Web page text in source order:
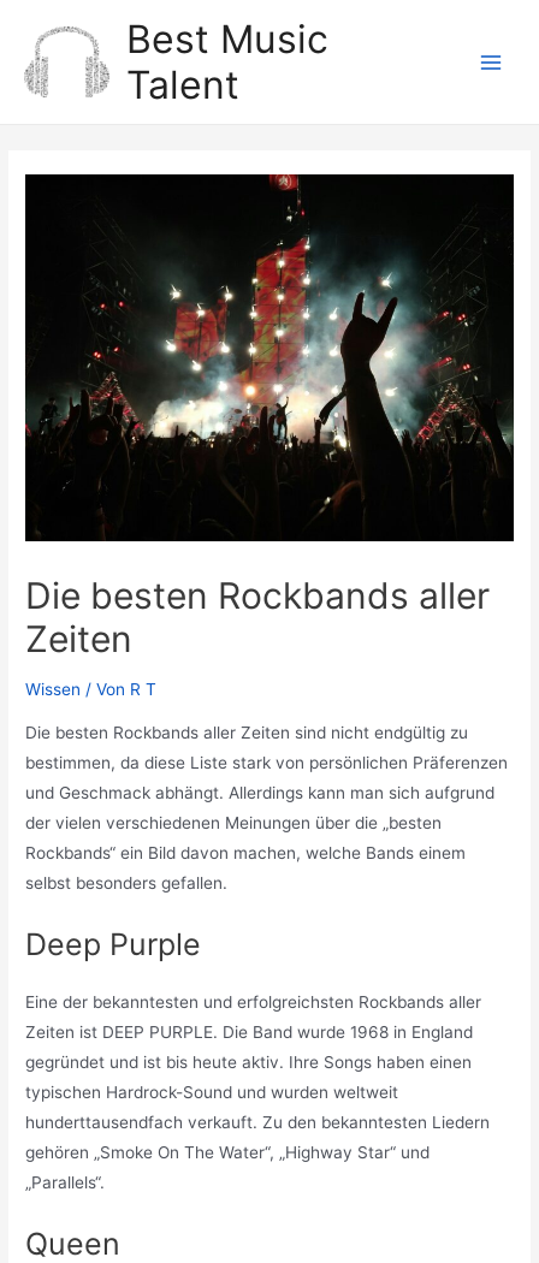
Inhalt
springen
Best Music
Talent
Die besten Rockbands aller
Zeiten
Wissen / Von R T
Die besten Rockbands aller Zeiten sind nicht endgültig zu
bestimmen, da diese Liste stark von persönlichen Präferenzen
und Geschmack abhängt. Allerdings kann man sich aufgrund
der vielen verschiedenen Meinungen über die „besten
Rockbands“ ein Bild davon machen, welche Bands einem
selbst besonders gefallen.
Deep Purple
Eine der bekanntesten und erfolgreichsten Rockbands aller
Zeiten ist DEEP PURPLE. Die Band wurde 1968 in England
gegründet und ist bis heute aktiv. Ihre Songs haben einen
typischen Hardrock-Sound und wurden weltweit
hunderttausendfach verkauft. Zu den bekanntesten Liedern
gehören „Smoke On The Water“, „Highway Star“ und
„Parallels“.
Queen